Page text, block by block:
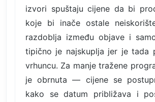
izvori spuštaju cijene da bi
koje bi inače ostale
razdoblja između objave i
tipično je najskuplja jer je tada
vrhuncu. Za manje tražene
je obrnuta — cijene se
kako se datum približava i